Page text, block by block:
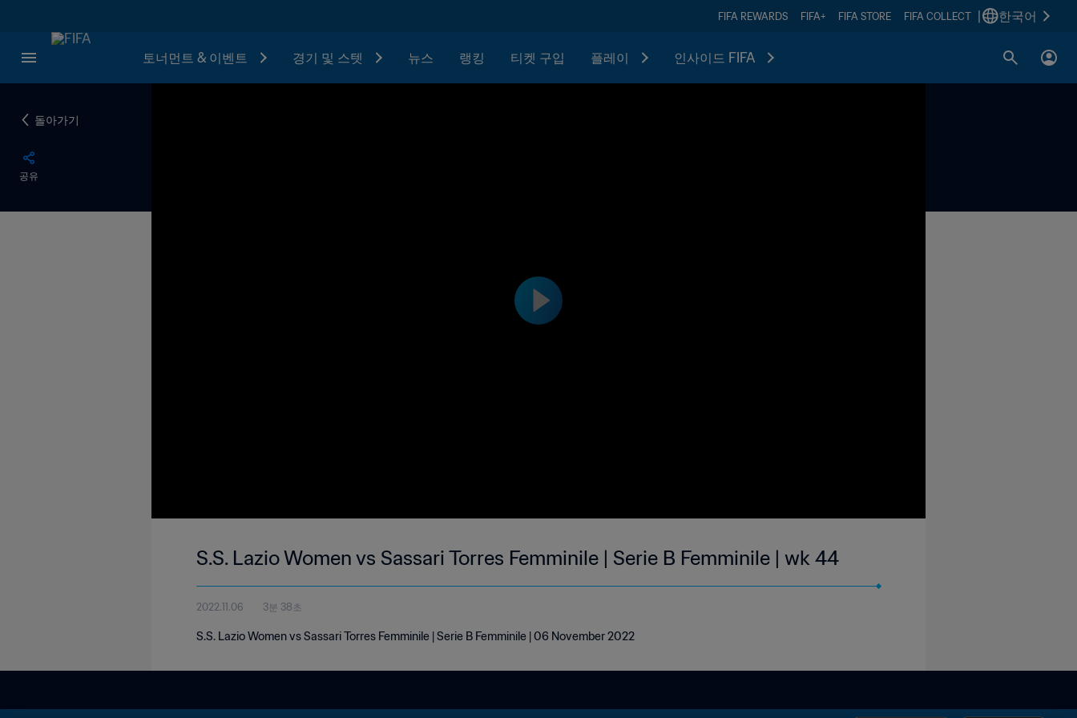
FIFA REWARDS FIFA+ FIFA STORE FIFA COLLECT 한국어
토너먼트 & 이벤트 경기 및 스텟 뉴스 랭킹 티켓 구입 플레이 인사이드 FIFA
돌아가기
공유
S.S. Lazio Women vs Sassari Torres Femminile | Serie B Femminile | wk 44
2022.11.06 3분 38초
S.S. Lazio Women vs Sassari Torres Femminile | Serie B Femminile | 06 November 2022